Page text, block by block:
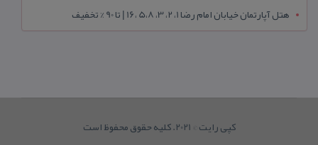
هتل آپارتمان خیابان امام رضا 1، 2، 3، 5،8 ،16 | تا 90 % تخفیف
کپی رایت © 2021. کلیه حقوق محفوظ است